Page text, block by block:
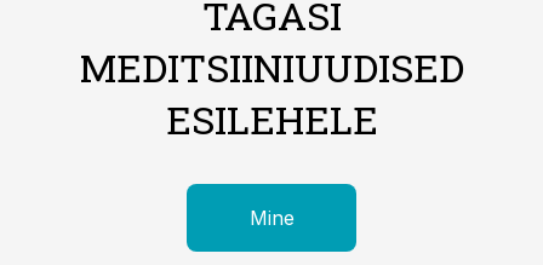
TAGASI
MEDITSIINIUUDISED
ESILEHELE
Mine